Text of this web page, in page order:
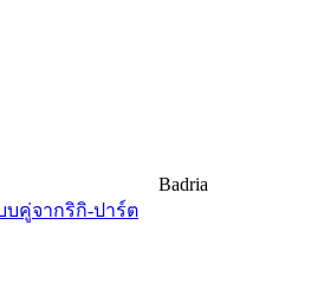
Badria
บคู่จากริกิ-ปาร์ต